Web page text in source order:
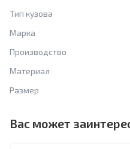
Тип кузова
Марка
Производство
Материал
Размер
Вас может